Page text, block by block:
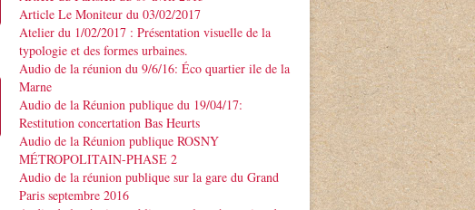
Article Le Moniteur du 03/02/2017
Atelier du 1/02/2017 : Présentation visuelle de la
typologie et des formes urbaines.
Audio de la réunion du 9/6/16: Éco quartier ile de la
Marne
Audio de la Réunion publique du 19/04/17:
Restitution concertation Bas Heurts
Audio de la Réunion publique ROSNY
MÉTROPOLITAIN-PHASE 2
Audio de la réunion publique sur la gare du Grand
Paris septembre 2016